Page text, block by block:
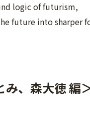
logic of futurism,
future into sharper
、森大徳 編